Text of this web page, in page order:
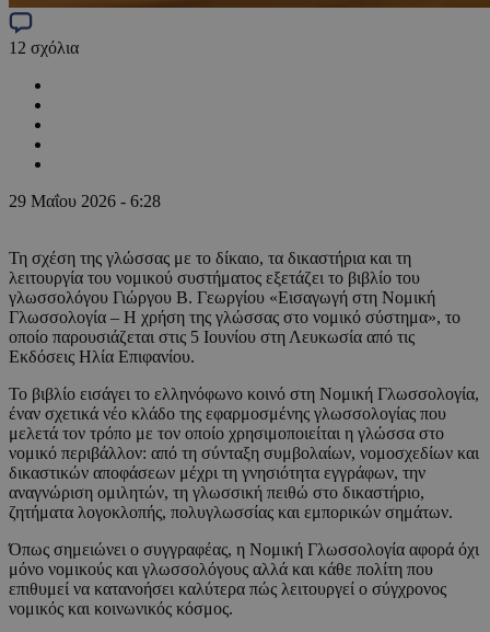
12 σχόλια
29 Μαΐου 2026 - 6:28
Τη σχέση της γλώσσας με το δίκαιο, τα δικαστήρια και τη
λειτουργία του νομικού συστήματος εξετάζει το βιβλίο του
γλωσσολόγου Γιώργου Β. Γεωργίου «Εισαγωγή στη Νομική
Γλωσσολογία – Η χρήση της γλώσσας στο νομικό σύστημα», το
οποίο παρουσιάζεται στις 5 Ιουνίου στη Λευκωσία από τις
Εκδόσεις Ηλία Επιφανίου.
Το βιβλίο εισάγει το ελληνόφωνο κοινό στη Νομική Γλωσσολογία,
έναν σχετικά νέο κλάδο της εφαρμοσμένης γλωσσολογίας που
μελετά τον τρόπο με τον οποίο χρησιμοποιείται η γλώσσα στο
νομικό περιβάλλον: από τη σύνταξη συμβολαίων, νομοσχεδίων και
δικαστικών αποφάσεων μέχρι τη γνησιότητα εγγράφων, την
αναγνώριση ομιλητών, τη γλωσσική πειθώ στο δικαστήριο,
ζητήματα λογοκλοπής, πολυγλωσσίας και εμπορικών σημάτων.
Όπως σημειώνει ο συγγραφέας, η Νομική Γλωσσολογία αφορά όχι
μόνο νομικούς και γλωσσολόγους αλλά και κάθε πολίτη που
επιθυμεί να κατανοήσει καλύτερα πώς λειτουργεί ο σύγχρονος
νομικός και κοινωνικός κόσμος.